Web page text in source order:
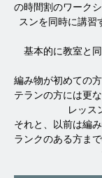
の時間割のワーク
スンを同時に講習
基本的に教室と
編み物が初めての
テランの方には更
レッス
それと、以前は編
ランクのある方ま